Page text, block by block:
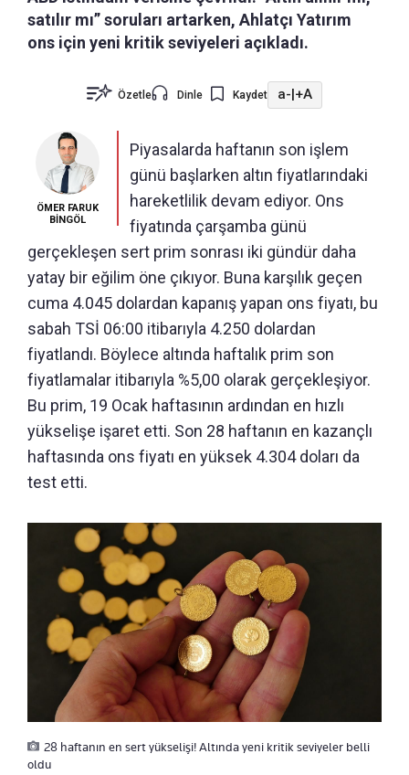
satılır mı” soruları artarken, Ahlatçı Yatırım
ons için yeni kritik seviyeleri açıkladı.
Özetle Dinle Kaydet a- +A
ÖMER FARUK
BİNGÖL
Piyasalarda haftanın son işlem
günü başlarken altın fiyatlarındaki
hareketlilik devam ediyor. Ons
fiyatında çarşamba günü
gerçekleşen sert prim sonrası iki gündür daha
yatay bir eğilim öne çıkıyor. Buna karşılık geçen
cuma 4.045 dolardan kapanış yapan ons fiyatı, bu
sabah TSİ 06:00 itibarıyla 4.250 dolardan
fiyatlandı. Böylece altında haftalık prim son
fiyatlamalar itibarıyla %5,00 olarak gerçekleşiyor.
Bu prim, 19 Ocak haftasının ardından en hızlı
yükselişe işaret etti. Son 28 haftanın en kazançlı
haftasında ons fiyatı en yüksek 4.304 doları da
test etti.
28 haftanın en sert yükselişi! Altında yeni kritik seviyeler belli
oldu